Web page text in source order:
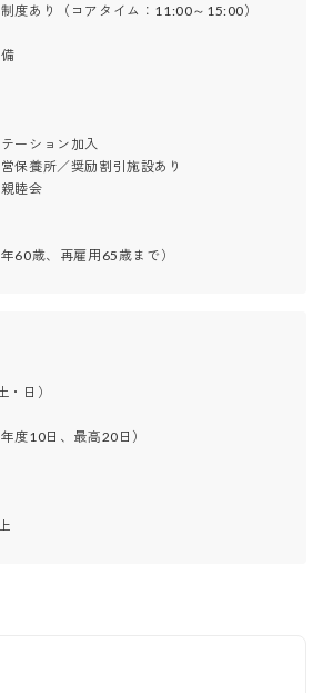
度あり（コアタイム：11:00～15:00）
ーション加入
保養所／奨励割引施設あり
睦会
60歳、再雇用65歳まで）
日）
度10日、最高20日）